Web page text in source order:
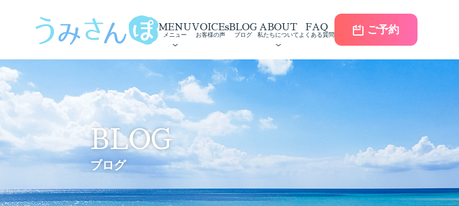
MENU
メニュー
VOICEs
お客様の声
BLOG
ブログ
ABOUT
私たちについて
FAQ
よくある質問 ご予約
BLOG
ブログ